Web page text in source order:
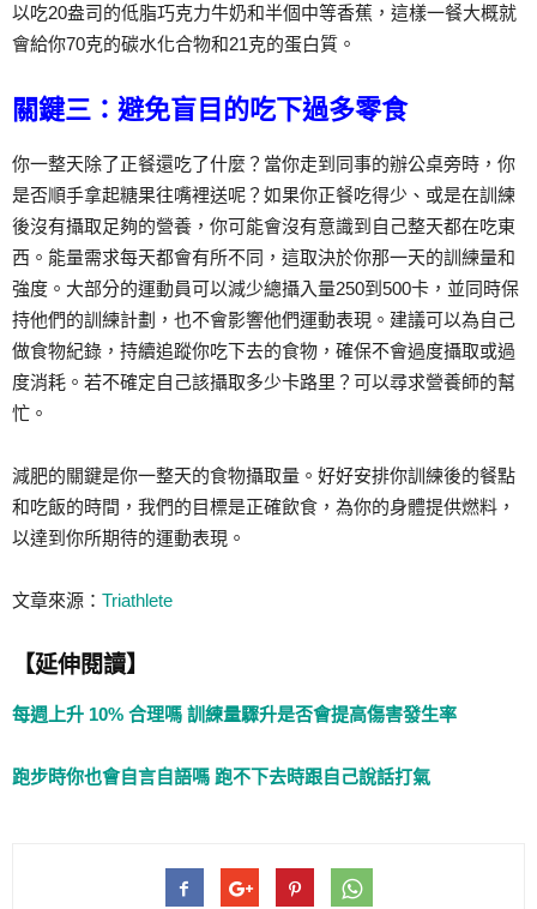
以吃20盎司的低脂巧克力牛奶和半個中等香蕉，這樣一餐大概就
會給你70克的碳水化合物和21克的蛋白質。
關鍵三：避免盲目的吃下過多零食
你一整天除了正餐還吃了什麼？當你走到同事的辦公桌旁時，你
是否順手拿起糖果往嘴裡送呢？如果你正餐吃得少、或是在訓練
後沒有攝取足夠的營養，你可能會沒有意識到自己整天都在吃東
西。能量需求每天都會有所不同，這取決於你那一天的訓練量和
強度。大部分的運動員可以減少總攝入量250到500卡，並同時保
持他們的訓練計劃，也不會影響他們運動表現。建議可以為自己
做食物紀錄，持續追蹤你吃下去的食物，確保不會過度攝取或過
度消耗。若不確定自己該攝取多少卡路里？可以尋求營養師的幫
忙。
減肥的關鍵是你一整天的食物攝取量。好好安排你訓練後的餐點
和吃飯的時間，我們的目標是正確飲食，為你的身體提供燃料，
以達到你所期待的運動表現。
文章來源： Triathlete
【延伸閱讀】
每週上升 10% 合理嗎 訓練量驟升是否會提高傷害發生率
跑步時你也會自言自語嗎 跑不下去時跟自己說話打氣